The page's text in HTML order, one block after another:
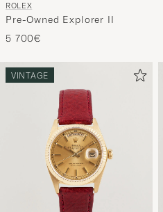
ROLEX
Pre-Owned Explorer II
5 700€
VINTAGE